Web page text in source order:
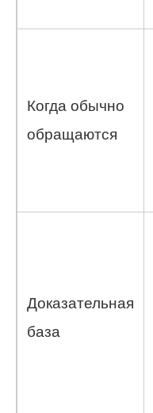
Когда обычно
обращаются
Доказательная
база